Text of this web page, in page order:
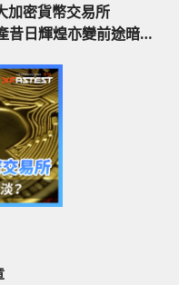
加密貨幣交易所
日輝煌亦變前途暗